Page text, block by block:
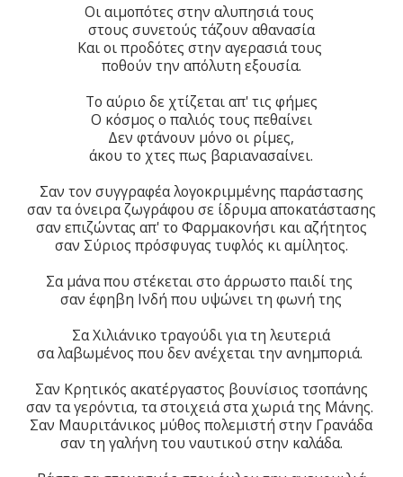
Οι αιμοπότες στην αλυπησιά τους
στους συνετούς τάζουν αθανασία
Και οι προδότες στην αγερασιά τους
ποθούν την απόλυτη εξουσία.
Το αύριο δε χτίζεται απ' τις φήμες
Ο κόσμος ο παλιός τους πεθαίνει
Δεν φτάνουν μόνο οι ρίμες,
άκου το χτες πως βαριανασαίνει.
Σαν τον συγγραφέα λογοκριμμένης παράστασης
σαν τα όνειρα ζωγράφου σε ίδρυμα αποκατάστασης
σαν επιζώντας απ' το Φαρμακονήσι και αζήτητος
σαν Σύριος πρόσφυγας τυφλός κι αμίλητος.
Σα μάνα που στέκεται στο άρρωστο παιδί της
σαν έφηβη Ινδή που υψώνει τη φωνή της
Σα Χιλιάνικο τραγούδι για τη λευτεριά
σα λαβωμένος που δεν ανέχεται την ανημποριά.
Σαν Κρητικός ακατέργαστος βουνίσιος τσοπάνης
σαν τα γερόντια, τα στοιχειά στα χωριά της Μάνης.
Σαν Μαυριτάνικος μύθος πολεμιστή στην Γρανάδα
σαν τη γαλήνη του ναυτικού στην καλάδα.